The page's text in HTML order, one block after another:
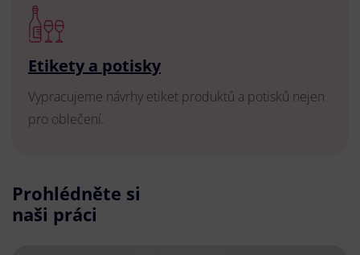
Etikety a potisky
Vypracujeme návrhy etiket produktů a potisků nejen
pro oblečení.
Prohlédněte si
naši práci